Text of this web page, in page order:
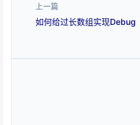
上一篇
如何给过长数组实现Debug